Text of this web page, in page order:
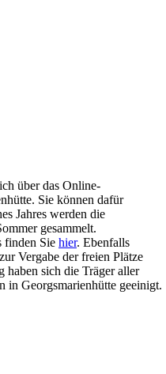
über das Online-
Sie können dafür
Jahres werden die
gesammelt.
finden Sie hier. Ebenfalls
Vergabe der freien Plätze
haben sich die Träger aller
in Georgsmarienhütte geeinigt.